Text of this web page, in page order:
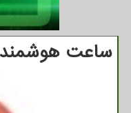
ساعت